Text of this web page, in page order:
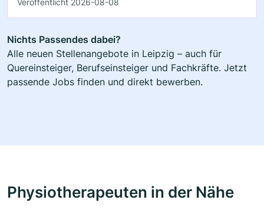
Veröffentlicht 2026-08-08
Nichts Passendes dabei?
Alle neuen Stellenangebote in Leipzig – auch für
Quereinsteiger, Berufseinsteiger und Fachkräfte. Jetzt
passende Jobs finden und direkt bewerben.
Physiotherapeuten in der Nähe